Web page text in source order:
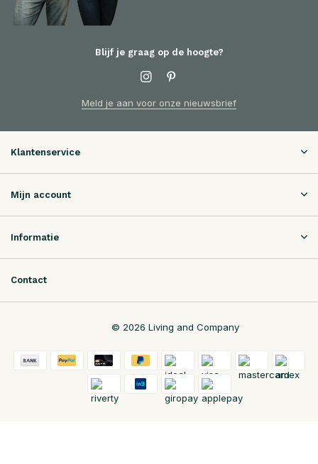
Blijf je graag op de hoogte?
Meld je aan voor onze nieuwsbrief
Klantenservice
Mijn account
Informatie
Contact
© 2026 Living and Company